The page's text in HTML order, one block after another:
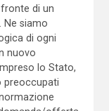
di un
Ne siamo
di ogni
nuovo
lo Stato,
preoccupati